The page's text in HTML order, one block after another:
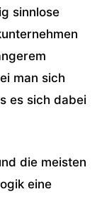
sinnlose
man sich
es sich dabei
die meisten
eine